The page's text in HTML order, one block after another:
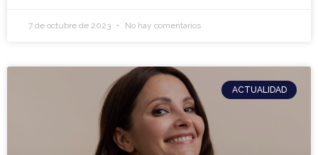
7 de octubre de 2023 No hay comentarios
ACTUALIDAD